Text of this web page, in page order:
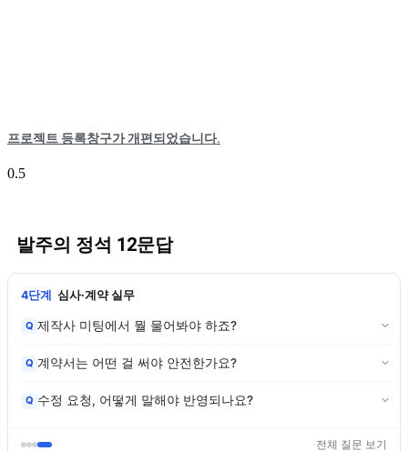
프로젝트 등록창구가 개편되었습니다.
발주의 정석 12문답
4단계 심사·계약 실무
Q 제작사 미팅에서 뭘 물어봐야 하죠?
Q 계약서는 어떤 걸 써야 안전한가요?
Q 수정 요청, 어떻게 말해야 반영되나요?
전체 질문 보기